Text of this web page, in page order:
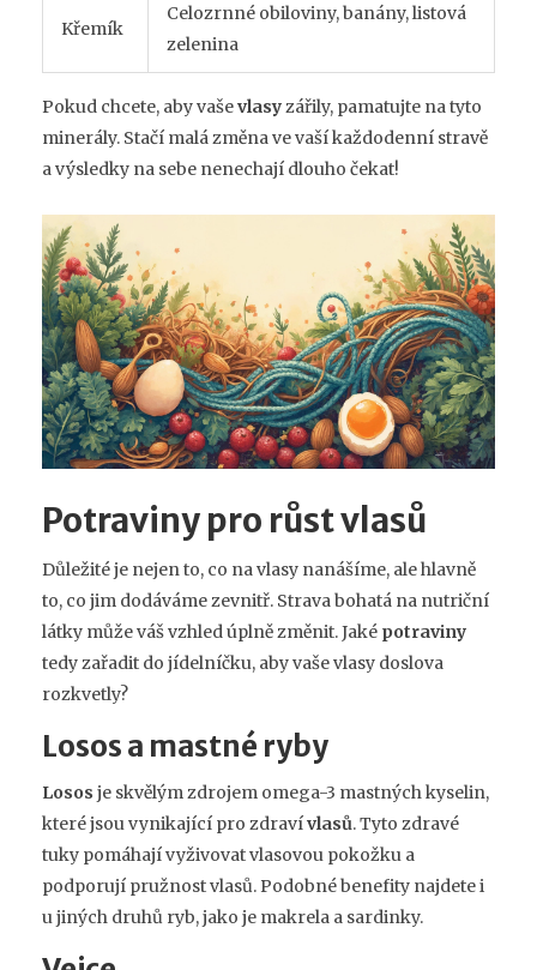
Křemík
Celozrnné obiloviny, banány, listová
zelenina
Pokud chcete, aby vaševlasyzářily, pamatujte na tyto
minerály. Stačí malá změna ve vaší každodenní stravě
a výsledky na sebe nenechají dlouho čekat!
Potraviny pro růst vlasů
Důležité je nejen to, co na vlasy nanášíme, ale hlavně
to, co jim dodáváme zevnitř. Strava bohatá na nutriční
látky může váš vzhled úplně změnit. Jaké potraviny
tedy zařadit do jídelníčku, aby vaše vlasy doslova
rozkvetly?
Losos a mastné ryby
Losos je skvělým zdrojem omega-3 mastných kyselin,
které jsou vynikající pro zdravívlasů. Tyto zdravé
tuky pomáhají vyživovat vlasovou pokožku a
podporují pružnost vlasů. Podobné benefity najdete i
u jiných druhů ryb, jako je makrela a sardinky.